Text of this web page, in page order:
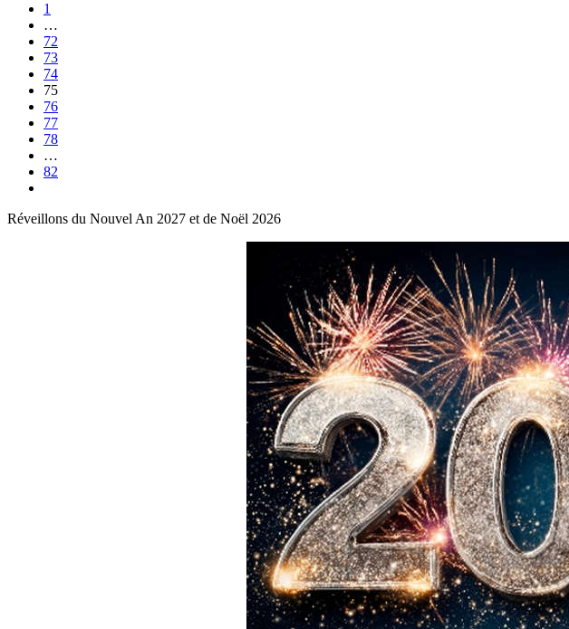
1
…
72
73
74
75
76
77
78
…
82
Réveillons du Nouvel An 2027 et de Noël 2026